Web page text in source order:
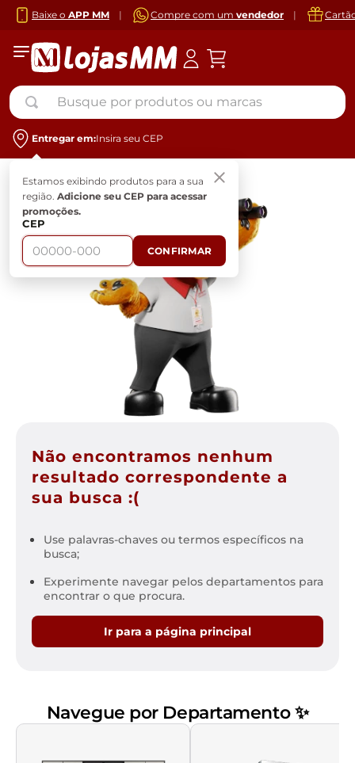
Baixe o APP MM | Compre com um vendedor |
Busque por produtos ou marcas
Entregar em:Insira seu CEP
Estamos exibindo produtos para a sua
região. Adicione seu CEP para acessar
promoções.
CEP
CONFIRMAR
Não encontramos nenhum
resultado correspondente a
sua busca :(
Use palavras-chaves ou termos específicos na
busca;
Experimente navegar pelos departamentos para
encontrar o que procura.
Ir para a página principal
Navegue por Departamento ✨